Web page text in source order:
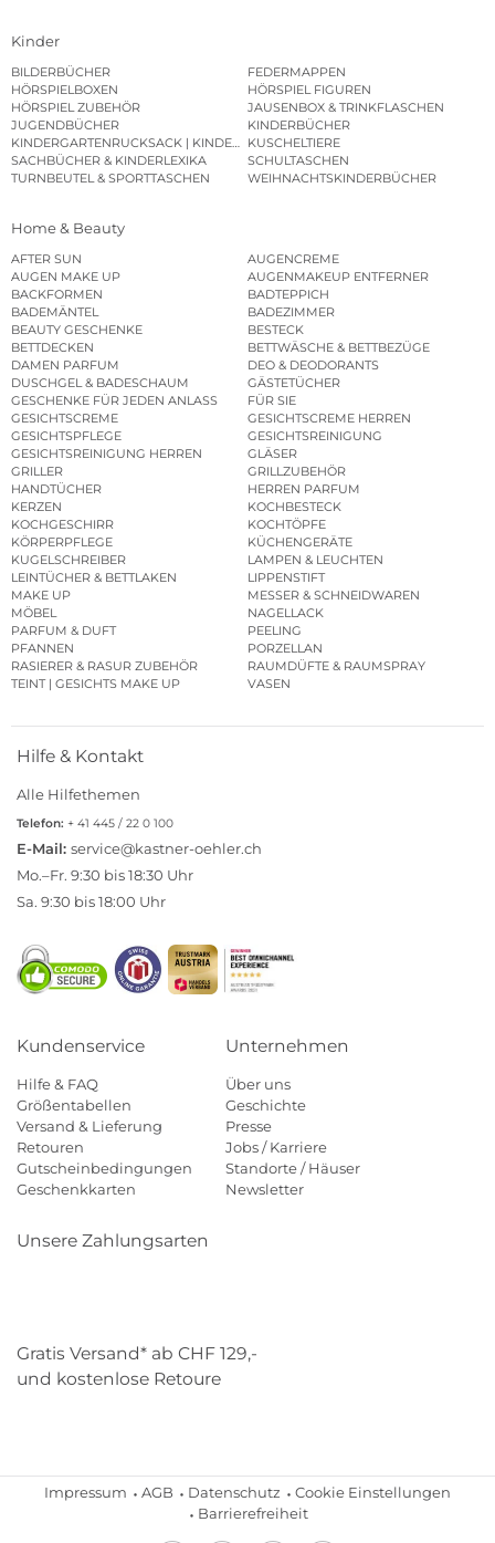
Kinder
BILDERBÜCHER
FEDERMAPPEN
HÖRSPIELBOXEN
HÖRSPIEL FIGUREN
HÖRSPIEL ZUBEHÖR
JAUSENBOX & TRINKFLASCHEN
JUGENDBÜCHER
KINDERBÜCHER
KINDERGARTENRUCKSACK | KINDERGARTENBEUTEL
KUSCHELTIERE
SACHBÜCHER & KINDERLEXIKA
SCHULTASCHEN
TURNBEUTEL & SPORTTASCHEN
WEIHNACHTSKINDERBÜCHER
Home & Beauty
AFTER SUN
AUGENCREME
AUGEN MAKE UP
AUGENMAKEUP ENTFERNER
BACKFORMEN
BADTEPPICH
BADEMÄNTEL
BADEZIMMER
BEAUTY GESCHENKE
BESTECK
BETTDECKEN
BETTWÄSCHE & BETTBEZÜGE
DAMEN PARFUM
DEO & DEODORANTS
DUSCHGEL & BADESCHAUM
GÄSTETÜCHER
GESCHENKE FÜR JEDEN ANLASS
FÜR SIE
GESICHTSCREME
GESICHTSCREME HERREN
GESICHTSPFLEGE
GESICHTSREINIGUNG
GESICHTSREINIGUNG HERREN
GLÄSER
GRILLER
GRILLZUBEHÖR
HANDTÜCHER
HERREN PARFUM
KERZEN
KOCHBESTECK
KOCHGESCHIRR
KOCHTÖPFE
KÖRPERPFLEGE
KÜCHENGERÄTE
KUGELSCHREIBER
LAMPEN & LEUCHTEN
LEINTÜCHER & BETTLAKEN
LIPPENSTIFT
MAKE UP
MESSER & SCHNEIDWAREN
MÖBEL
NAGELLACK
PARFUM & DUFT
PEELING
PFANNEN
PORZELLAN
RASIERER & RASUR ZUBEHÖR
RAUMDÜFTE & RAUMSPRAY
TEINT | GESICHTS MAKE UP
VASEN
Hilfe & Kontakt
Alle Hilfethemen
Telefon: + 41 445 / 22 0 100
E-Mail: service@kastner-oehler.ch
Mo.–Fr. 9:30 bis 18:30 Uhr
Sa. 9:30 bis 18:00 Uhr
Kundenservice
Hilfe & FAQ
Größentabellen
Versand & Lieferung
Retouren
Gutscheinbedingungen
Geschenkkarten
Unternehmen
Über uns
Geschichte
Presse
Jobs / Karriere
Standorte / Häuser
Newsletter
Unsere Zahlungsarten
Gratis Versand* ab CHF 129,-
und kostenlose Retoure
Impressum AGB Datenschutz
Cookie Einstellungen
Barrierefreiheit